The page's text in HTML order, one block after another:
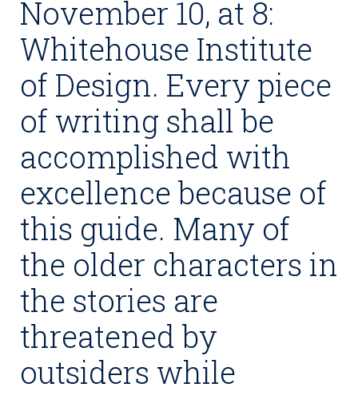
November 10, at 8:
Whitehouse Institute
of Design. Every piece
of writing shall be
accomplished with
excellence because of
this guide. Many of
the older characters in
the stories are
threatened by
outsiders while